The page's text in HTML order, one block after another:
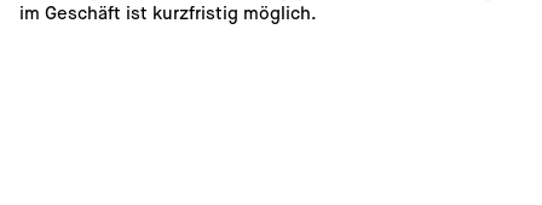
im Geschäft ist kurzfristig möglich.